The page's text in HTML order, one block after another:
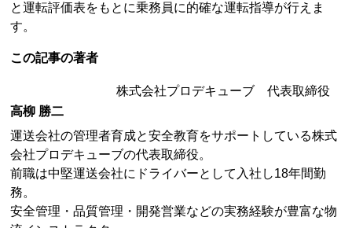
と運転評価表をもとに乗務員に的確な運転指導が行えま
す。
この記事の著者
株式会社プロデキューブ 代表取締役
高柳 勝二
運送会社の管理者育成と安全教育をサポートしている株式
会社プロデキューブの代表取締役。
前職は中堅運送会社にドライバーとして入社し18年間勤
務。
安全管理・品質管理・開発営業などの実務経験が豊富な物